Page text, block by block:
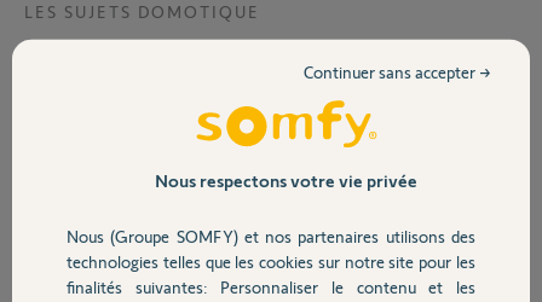
Volet
Sécurité
LES SUJETS DOMOTIQUE
Depuis hier, malgré le fonctionnement "normal" de ma Tahoma,
voyant vert et orange, je ne peux plus commander les volets et les
scénarios ne fonctionnent plus.
Même avec mon portable, je valise la commande et rien ne se
passe............ je ne comprends pas
Jean Charles G.
il y a presque 10 ans
Nous respectons votre vie privée
Nous (Groupe SOMFY) et nos partenaires utilisons des
technologies telles que les cookies sur notre site pour les
finalités suivantes: Personnaliser le contenu et les
Continuer sans accepter →